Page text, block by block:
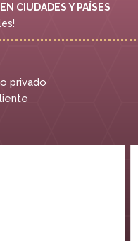
CIUDADES Y PAÍSES
privado